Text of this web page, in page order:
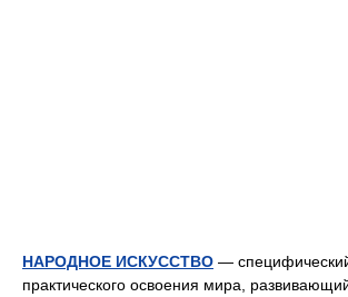
НАРОДНОЕ ИСКУССТВО —
практического освоения мира,